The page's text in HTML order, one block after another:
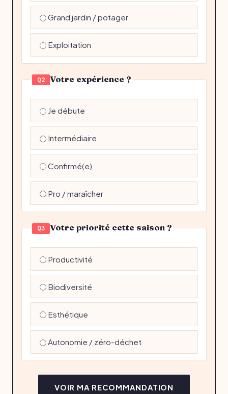
Grand jardin / potager
Exploitation
Q2 Votre expérience ?
Je débute
Intermédiaire
Confirmé(e)
Pro / maraîcher
Q3 Votre priorité cette saison ?
Productivité
Biodiversité
Esthétique
Autonomie / zéro-déchet
VOIR MA RECOMMANDATION